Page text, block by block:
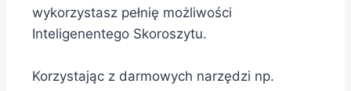
wykorzystasz pełnię możliwości
Inteligenentego Skoroszytu.
Korzystając z darmowych narzędzi np.